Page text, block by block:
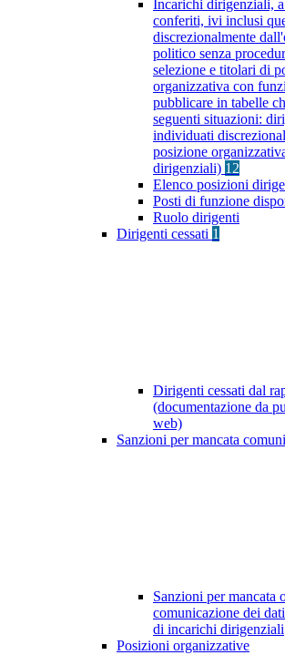
Incarichi dirigenziali,
conferiti, ivi inclusi
discrezionalmente
politico senza
selezione e titolari di
organizzativa con
pubblicare in tabelle
seguenti situazioni:
individuati
posizione
dirigenziali) 12
Elenco posizioni
Posti di funzione
Ruolo dirigenti
Dirigenti cessati 1
Dirigenti cessati dal
(documentazione da
web)
Sanzioni per mancata
Sanzioni per mancata
comunicazione dei
di incarichi dirigenziali
Posizioni organizzative